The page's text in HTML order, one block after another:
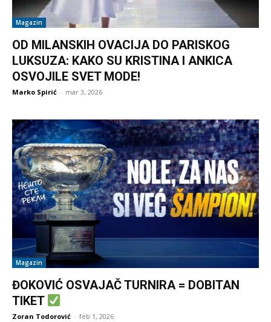
Magazin
OD MILANSKIH OVACIJA DO PARISKOG
LUKSUZA: KAKO SU KRISTINA I ANKICA
OSVOJILE SVET MODE!
Marko Spirić - mar 3, 2026
Magazin
ĐOKOVIĆ OSVAJAČ TURNIRA = DOBITAN
TIKET
Zoran Todorović - feb 1, 2026